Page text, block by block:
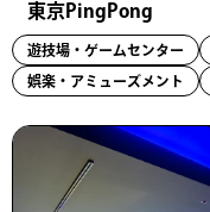
東京PingPong
遊技場・ゲームセンター
娯楽・アミューズメント